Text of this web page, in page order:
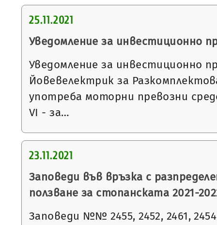
25.11.2021
Уведомление за инвестиционно
Уведомление за инвестиционно
Йовевелектрик за
употреба моторни превозни
VI - за…
23.11.2021
Заповеди във връзка с
ползване за стопанската 2021-
Заповеди №№ 2455, 2452, 2461,